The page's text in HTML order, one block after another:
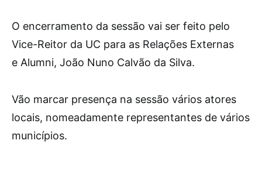
O encerramento da sessão vai ser feito pelo
Vice-Reitor da UC para as Relações Externas
e Alumni, João Nuno Calvão da Silva.
Vão marcar presença na sessão vários atores
locais, nomeadamente representantes de vários
municípios.